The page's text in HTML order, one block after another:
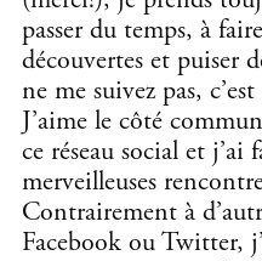
passer du temps, à
découvertes et puiser
ne me suivez pas,
J’aime le côté
ce réseau social et j’ai
merveilleuses
Contrairement à
Facebook ou Twitter,